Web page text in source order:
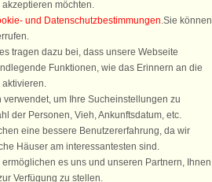
Rufen Sie an, um zu buchen
abonnieren
uns:
Kundenbewertung
möchten.
und Datenschutzbestimmungen.Sie können
tragen dazu bei, dass unsere Webseite
Funktionen, wie das Erinnern an die
aktivieren.
verwendet, um Ihre Sucheinstellungen zu
der Personen, Vieh, Ankunftsdatum, etc.
eine bessere Benutzererfahrung, da wir
Häuser am interessantesten sind.
es uns und unseren Partnern, Ihnen
Verfügung zu stellen.